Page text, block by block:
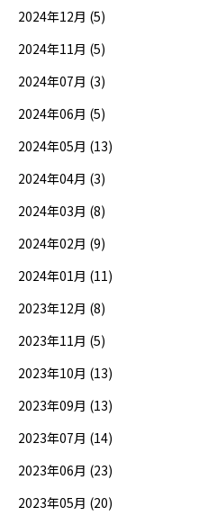
2024年12月 (5)
2024年11月 (5)
2024年07月 (3)
2024年06月 (5)
2024年05月 (13)
2024年04月 (3)
2024年03月 (8)
2024年02月 (9)
2024年01月 (11)
2023年12月 (8)
2023年11月 (5)
2023年10月 (13)
2023年09月 (13)
2023年07月 (14)
2023年06月 (23)
2023年05月 (20)